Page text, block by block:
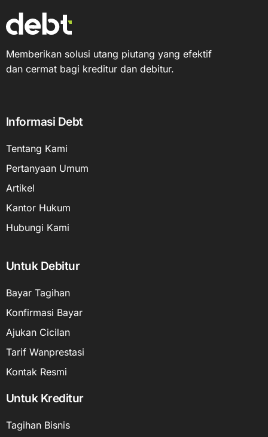
Memberikan solusi utang piutang yang efektif
dan cermat bagi kreditur dan debitur.
Informasi Debt
Tentang Kami
Pertanyaan Umum
Artikel
Kantor Hukum
Hubungi Kami
Untuk Debitur
Bayar Tagihan
Konfirmasi Bayar
Ajukan Cicilan
Tarif Wanprestasi
Kontak Resmi
Untuk Kreditur
Tagihan Bisnis